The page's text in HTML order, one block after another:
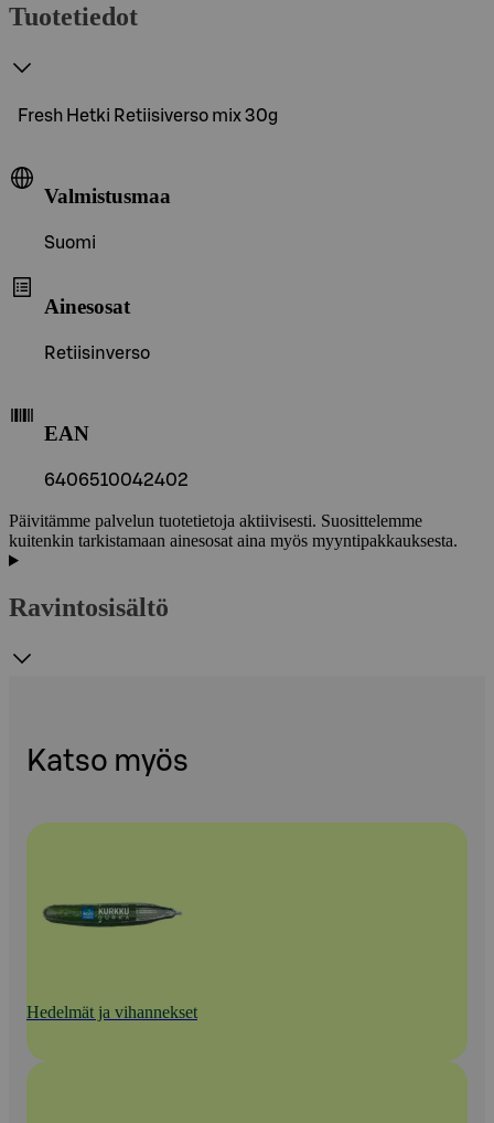
Tuotetiedot
Fresh Hetki Retiisiverso mix 30g
Valmistusmaa
Suomi
Ainesosat
Retiisinverso
EAN
6406510042402
Päivitämme palvelun tuotetietoja aktiivisesti. Suosittelemme
kuitenkin tarkistamaan ainesosat aina myös myyntipakkauksesta.
Ravintosisältö
Katso myös
Hedelmät ja vihannekset